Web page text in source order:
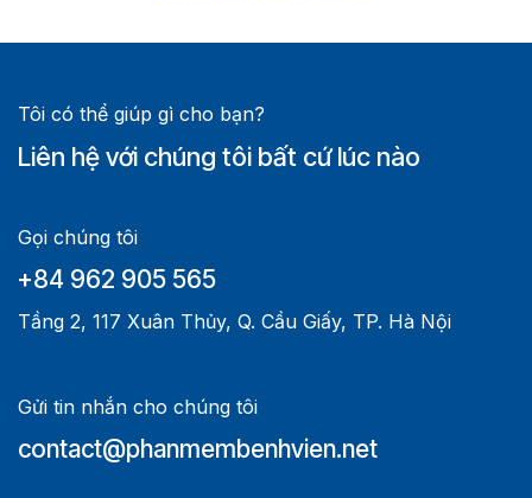
Tôi có thể giúp gì cho bạn?
Liên hệ với chúng tôi bất cứ lúc nào
Gọi chúng tôi
+84 962 905 565
Tầng 2, 117 Xuân Thủy, Q. Cầu Giấy, TP. Hà Nội
Gửi tin nhắn cho chúng tôi
contact@phanmembenhvien.net